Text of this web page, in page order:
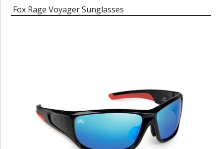
Fox Rage Voyager Sunglasses